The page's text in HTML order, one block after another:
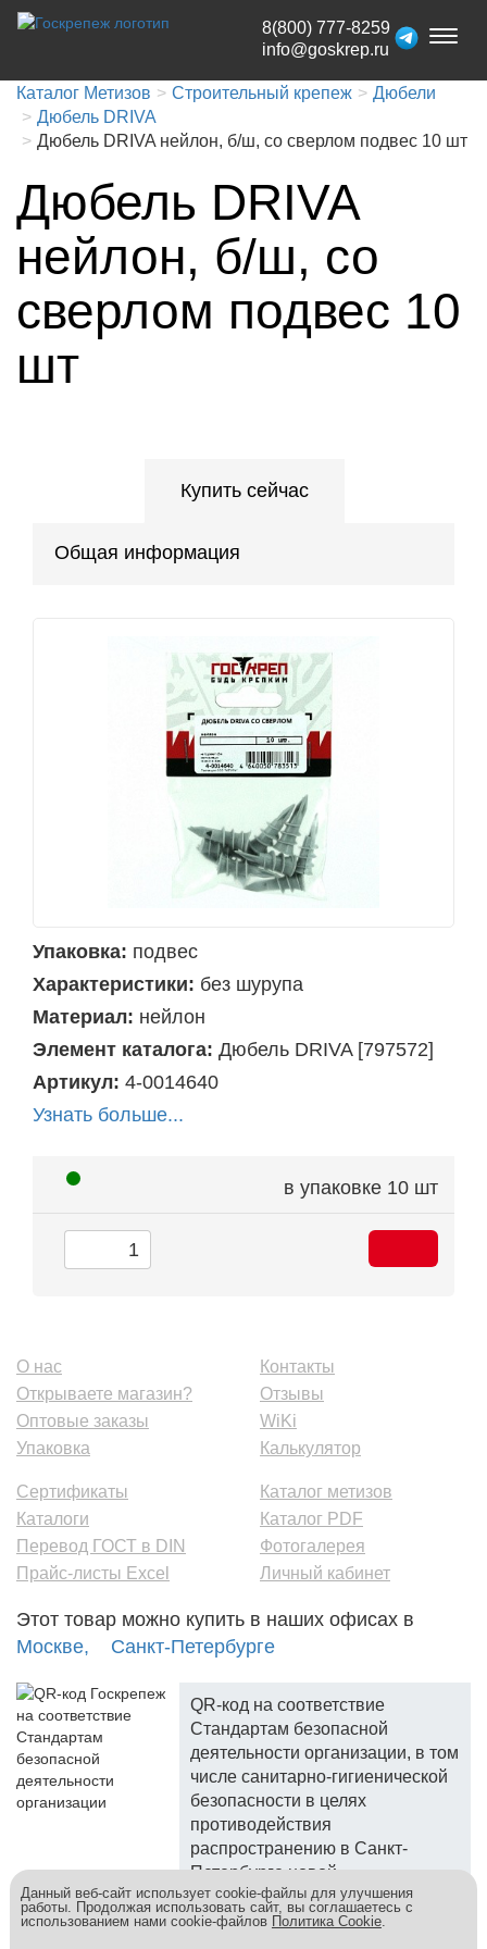
Toggle
8(800) 777-8259
info@goskrep.ru
Каталог Метизов Строительный крепеж
Дюбели
Дюбель DRIVA
Дюбель DRIVA нейлон, б/ш, со сверлом подвес 10 шт
Дюбель DRIVA
нейлон, б/ш, со
сверлом подвес 10
шт
Купить сейчас
Общая информация
Упаковка: подвес
Характеристики: без шурупа
Материал: нейлон
Элемент каталога: Дюбель DRIVA [797572]
Артикул: 4-0014640
Узнать больше...
в упаковке 10 шт
О нас
Открываете магазин?
Оптовые заказы
Упаковка
Контакты
Отзывы
WiKi
Калькулятор
Сертификаты
Каталоги
Перевод ГОСТ в DIN
Прайс-листы Excel
Каталог метизов
Каталог PDF
Фотогалерея
Личный кабинет
Этот товар можно купить в наших офисах в
Москве,
Санкт-Петербурге
QR-код на соответствие
Стандартам безопасной
деятельности организации, в том
числе санитарно-гигиенической
безопасности в целях
противодействия
распространению в Санкт-
Петербурге новой
коронавирусной инфекции.
Данный веб-сайт использует cookie-файлы для улучшения
работы. Продолжая использовать сайт, вы соглашаетесь с
использованием нами cookie-файлов Политика Cookie.